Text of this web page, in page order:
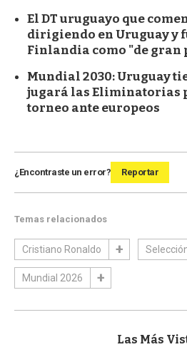
El DT uruguayo que
dirigiendo en Uruguay y
Finlandia como "de gran
Mundial 2030: Uruguay
jugará las Eliminatorias
torneo ante europeos
¿Encontraste un error? Reportar
Temas relacionados
Cristiano Ronaldo
Mundial 2026
Las Más